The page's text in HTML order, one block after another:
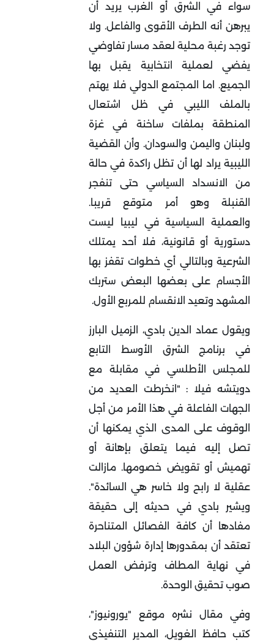
سواء في الشرق أو الغرب يريد أن
يبرهن أنه الطرف الأقوى والفاعل. ولا
توجد رغبة محلية لعقد مسار تفاوضي
يفضي لعملية انتخابية يقبل بها
الجميع. اما المجتمع الدولي فلا يهتم
بالملف الليبي في ظل اشتعال
المنطقة بملفات ساخنة في غزة
ولبنان واليمن والسودان. وأن القضية
الليبية يراد لها أن تظل راكدة في حالة
من الانسداد السياسي حتى تنفجر
القنبلة وهو أمر متوقع قريبا.
والعملية السياسية في ليبيا ليست
دستورية أو قانونية، فلا أحد يمتلك
الشرعية وبالتالي أي خطوات تقفز بها
الأجسام على بعضها البعض ستربك
المشهد وتعيد الانقسام للمربع الأول.
ويقول عماد الدين بادي، الزميل البارز
في برنامج الشرق الأوسط التابع
للمجلس الأطلسي في مقابلة مع
دويتشه فيلا : "انخرطت العديد من
الجهات الفاعلة في هذا الأمر من أجل
الوقوف على المدى الذي يمكنها أن
تصل إليه فيما يتعلق بإهانة أو
تهميش أو تقويض خصومها. مازالت
عقلية لا رابح ولا خاسر هي السائدة".
ويشير بادي في حديثه إلى حقيقة
مفادها أن كافة الفصائل المتناحرة
تعتقد أن بمقدورها إدارة شؤون البلاد
في نهاية المطاف وترفض العمل
صوب تحقيق الوحدة.
وفي مقال نشره موقع "يورونيوز"،
كتب حافظ الغويل، المدير التنفيذي